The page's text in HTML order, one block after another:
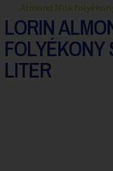
Almond Milk
LORIN
FOLYÉKONY
LITER